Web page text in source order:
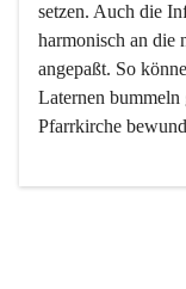
setzen. Auch die
harmonisch an die
angepaßt. So
Laternen bummeln
Pfarrkirche
Der Weinbau